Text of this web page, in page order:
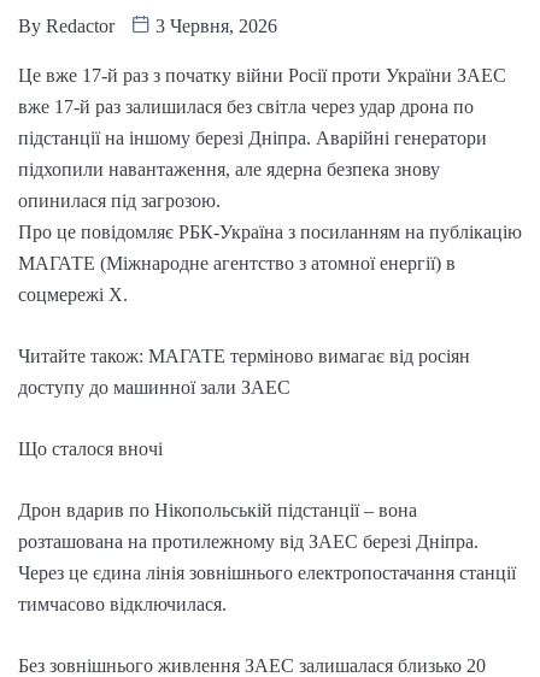
By Redactor 3 Червня, 2026
Це вже 17-й раз з початку війни Росії проти України ЗАЕС
вже 17-й раз залишилася без світла через удар дрона по
підстанції на іншому березі Дніпра. Аварійні генератори
підхопили навантаження, але ядерна безпека знову
опинилася під загрозою.
Про це повідомляє РБК-Україна з посиланням на публікацію
МАГАТЕ (Міжнародне агентство з атомної енергії) в
соцмережі Х.
Читайте також: МАГАТЕ терміново вимагає від росіян
доступу до машинної зали ЗАЕС
Що сталося вночі
Дрон вдарив по Нікопольській підстанції – вона
розташована на протилежному від ЗАЕС березі Дніпра.
Через це єдина лінія зовнішнього електропостачання станції
тимчасово відключилася.
Без зовнішнього живлення ЗАЕС залишалася близько 20